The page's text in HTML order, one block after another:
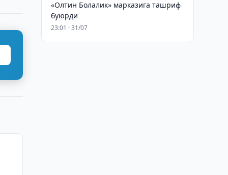
«Олтин Болалик» марказига ташриф
буюрди
23:01 · 31/07